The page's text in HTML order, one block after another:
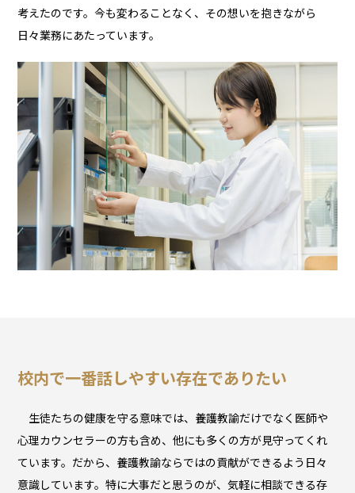
考えたのです。今も変わることなく、その想いを抱きながら
日々業務にあたっています。
校内で一番話しやすい存在でありたい
生徒たちの健康を守る意味では、養護教諭だけでなく医師や
心理カウンセラーの方も含め、他にも多くの方が見守ってくれ
ています。だから、養護教諭ならではの貢献ができるよう日々
意識しています。特に大事だと思うのが、気軽に相談できる存